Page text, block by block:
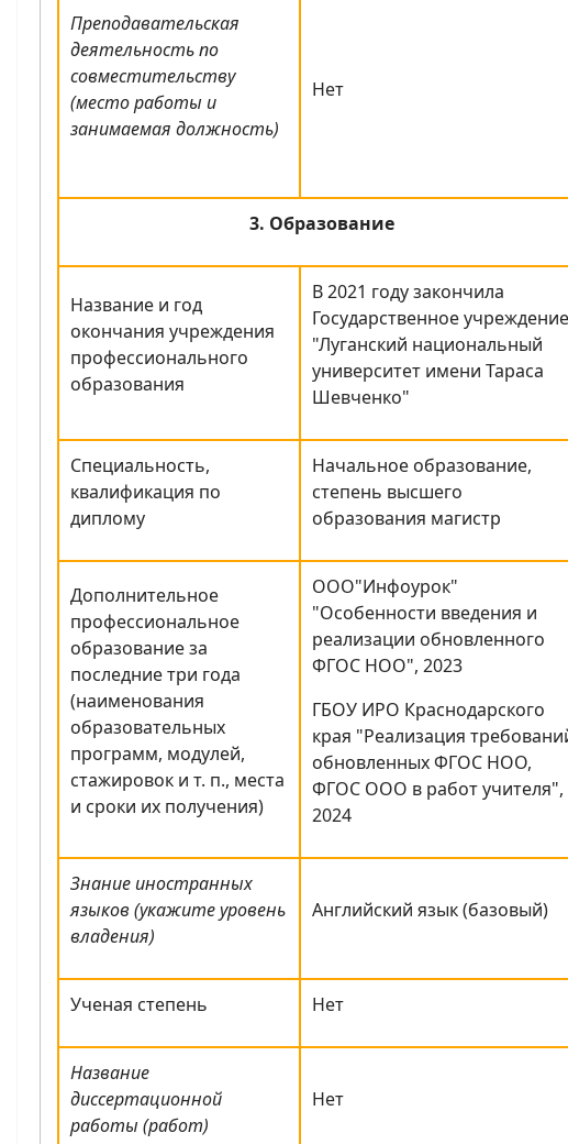
Преподавательская
деятельность по
совместительству
(место работы и
занимаемая должность)
Нет
3. Образование
Название и год
окончания учреждения
профессионального
образования
В 2021 году закончила
Государственное учреждение
"Луганский национальный
университет имени Тараса
Шевченко"
Специальность,
квалификация по
диплому
Начальное образование,
степень высшего
образования магистр
Дополнительное
профессиональное
образование за
последние три года
(наименования
образовательных
программ, модулей,
стажировок и т. п., места
и сроки их получения)
ООО"Инфоурок"
"Особенности введения и
реализации обновленного
ФГОС НОО", 2023
ГБОУ ИРО Краснодарского
края "Реализация
обновленных ФГОС НОО,
ФГОС ООО в работ учителя",
2024
Знание иностранных
языков (укажите уровень
владения)
Английский язык (базовый)
Ученая степень Нет
Название
диссертационной
работы (работ)
Нет